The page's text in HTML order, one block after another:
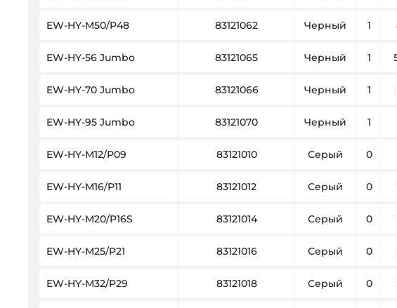
EW-HY-M50/P48 83121062 Черный 1
EW-HY-56 Jumbo 83121065 Черный 1
EW-HY-70 Jumbo 83121066 Черный 1
EW-HY-95 Jumbo 83121070 Черный 1
EW-HY-M12/P09 83121010 Серый 0
EW-HY-M16/P11 83121012 Серый 0
EW-HY-M20/P16S 83121014 Серый 0
EW-HY-M25/P21 83121016 Серый 0
EW-HY-M32/P29 83121018 Серый 0